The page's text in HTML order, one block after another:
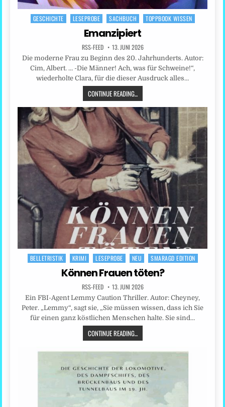
Posted
GESCHICHTE LESEPROBE SACHBUCH TOPPBOOK WISSEN
Emanzipiert
RSS-FEED 13. JUNI 2026
Die moderne Frau zu Beginn des 20. Jahrhunderts. Autor:
Cim, Albert. … -Die Männer! Ach, was für Schweine!“,
wiederholte Clara, für die dieser Ausdruck alles…
CONTINUE READING...
Posted
BELLETRISTIK KRIMI LESEPROBE NEU SMARAGD EDITION
Können Frauen töten?
RSS-FEED 13. JUNI 2026
Ein FBI-Agent Lemmy Caution Thriller. Autor: Cheyney,
Peter. „Lemmy“, sagt sie, „Sie müssen wissen, dass ich Sie
für einen ganz köstlichen Menschen halte. Sie sind…
CONTINUE READING...